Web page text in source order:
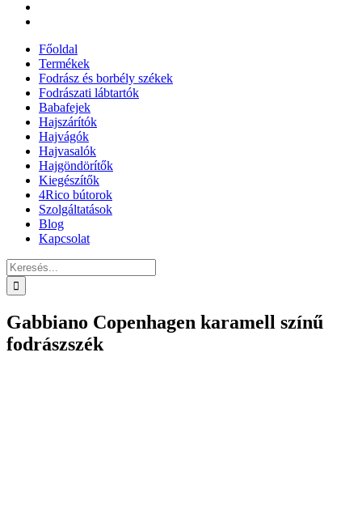
Főoldal
Termékek
Fodrász és borbély székek
Fodrászati lábtartók
Babafejek
Hajszárítók
Hajvágók
Hajvasalók
Hajgöndörítők
Kiegészítők
4Rico bútorok
Szolgáltatások
Blog
Kapcsolat
Keresés...
Gabbiano Copenhagen karamell színű
fodrászszék